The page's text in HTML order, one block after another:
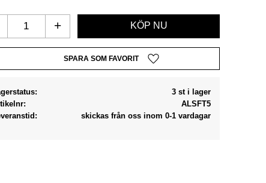
+
Lägg till i favoriter
3 st i lager
ALSFT5
skickas från oss inom 0-1 vardagar